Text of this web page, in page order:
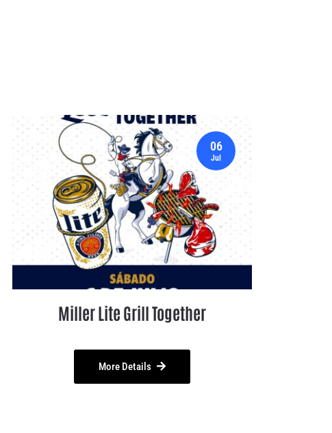
06
Jul
Miller Lite Grill Together
More Details